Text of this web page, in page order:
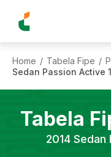
Home / Tabela Fipe /
Sedan Passion Active
Tabela
2014 Sedan